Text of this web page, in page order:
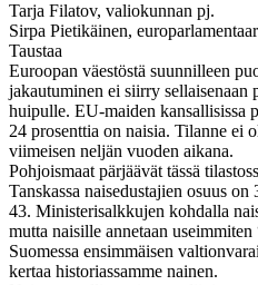
Tarja Filatov, valiokunnan pj.
Sirpa Pietikäinen,
Taustaa
Euroopan väestöstä suunnilleen
jakautuminen ei siirry sellaisenaan
huipulle. EU-maiden kansallisissa
24 prosenttia on naisia. Tilanne ei
viimeisen neljän vuoden aikana.
Pohjoismaat pärjäävät tässä
Tanskassa naisedustajien osuus
43. Ministerisalkkujen kohdalla
mutta naisille annetaan
Suomessa ensimmäisen
kertaa historiassamme nainen.